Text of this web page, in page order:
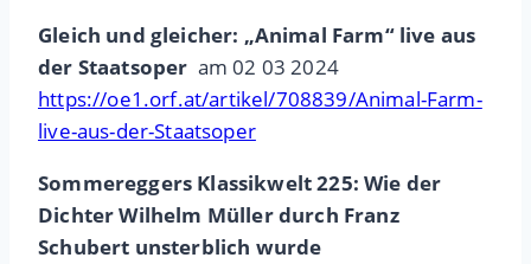
Gleich und gleicher: „Animal Farm“ live aus
der Staatsoper am 02 03 2024
https://oe1.orf.at/artikel/708839/Animal-Farm-
live-aus-der-Staatsoper
Sommereggers Klassikwelt 225: Wie der
Dichter Wilhelm Müller durch Franz
Schubert unsterblich wurde